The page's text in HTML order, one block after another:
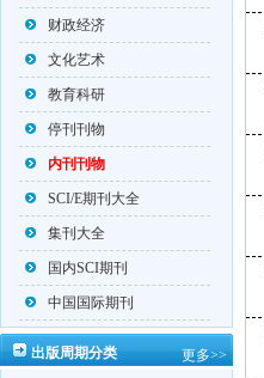
财政经济
文化艺术
教育科研
停刊刊物
内刊刊物
SCI/E期刊大全
集刊大全
国内SCI期刊
中国国际期刊
出版周期分类 更多>>